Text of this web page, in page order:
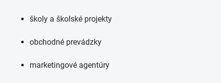
školy a školské projekty
obchodné prevádzky
marketingové agentúry